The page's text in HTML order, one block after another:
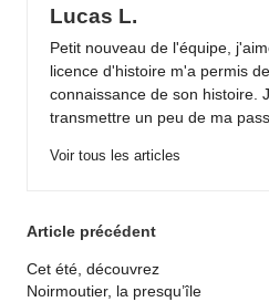
Lucas L.
Petit nouveau de l'équipe,
licence d'histoire m'a permis
connaissance de son histoire.
transmettre un peu de ma
Voir tous les articles
Post
navigation
Article précédent
Cet été, découvrez
Noirmoutier, la presqu’île